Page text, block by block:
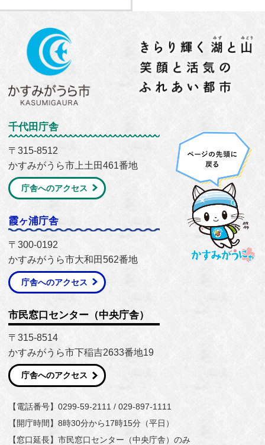
千代田庁舎
〒315-8512
かすみがうら市上土田461番地
庁舎へのアクセス
霞ヶ浦庁舎
〒300-0192
かすみがうら市大和田562番地
庁舎へのアクセス
市民窓口センター（中央庁舎）
〒315-8514
かすみがうら市下稲吉2633番地19
庁舎へのアクセス
【電話番号】0299-59-2111 / 029-897-1111
【開庁時間】8時30分から17時15分（平日）
【窓口延長】市民窓口センター（中央庁舎）のみ